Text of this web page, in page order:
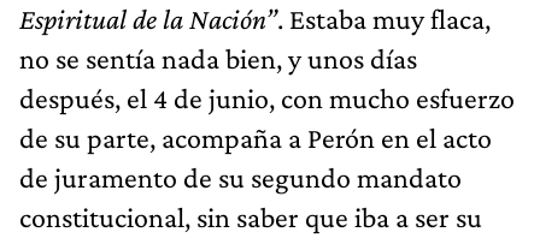
Espiritual de la Nación”. Estaba muy flaca,
no se sentía nada bien, y unos días
después, el 4 de junio, con mucho esfuerzo
de su parte, acompaña a Perón en el acto
de juramento de su segundo mandato
constitucional, sin saber que iba a ser su